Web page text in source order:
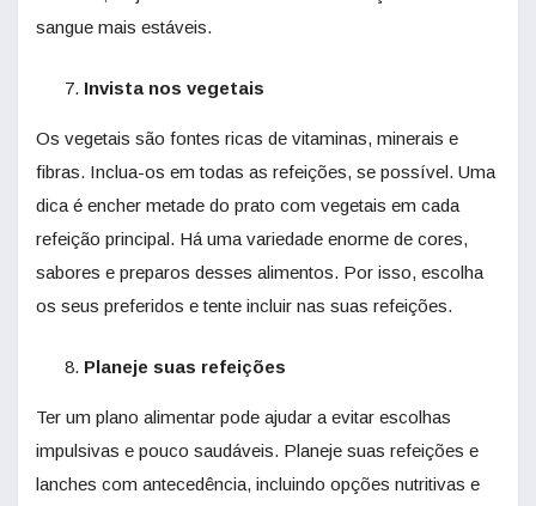
sangue mais estáveis.
Invista nos vegetais
Os vegetais são fontes ricas de vitaminas, minerais e
fibras. Inclua-os em todas as refeições, se possível. Uma
dica é encher metade do prato com vegetais em cada
refeição principal. Há uma variedade enorme de cores,
sabores e preparos desses alimentos. Por isso, escolha
os seus preferidos e tente incluir nas suas refeições.
Planeje suas refeições
Ter um plano alimentar pode ajudar a evitar escolhas
impulsivas e pouco saudáveis. Planeje suas refeições e
lanches com antecedência, incluindo opções nutritivas e